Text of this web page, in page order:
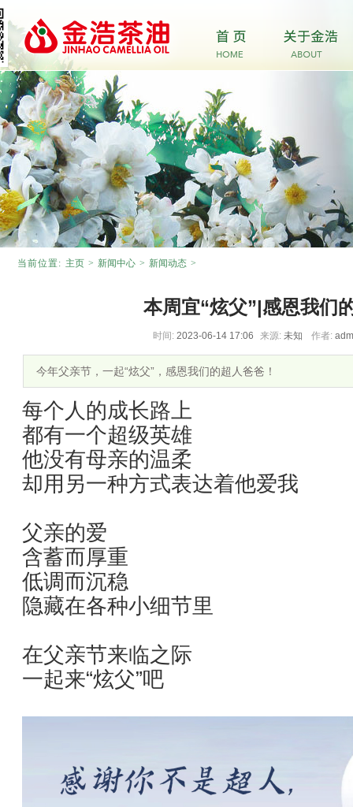
当前位置: 主页 > 新闻中心 > 新闻动态 >
本周宜“炫父”|感恩我们
时间: 2023-06-14 17:06 来源: 未知 作者:
今年父亲节，一起“炫父”，感恩我们的超人爸爸！
每个人的成长路上
都有一个超级英雄
他没有母亲的温柔
却用另一种方式表达着他爱我
父亲的爱
含蓄而厚重
低调而沉稳
隐藏在各种小细节里
在父亲节来临之际
一起来“炫父”吧